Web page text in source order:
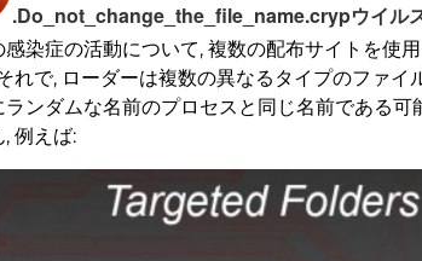
.Do_not_change_the_file_name.crypウイル
感染症の活動について, 複数の配布サイトを使
れで, ローダーは複数の異なるタイプのファ
ランダムな名前のプロセスと同じ名前である
, 例えば: